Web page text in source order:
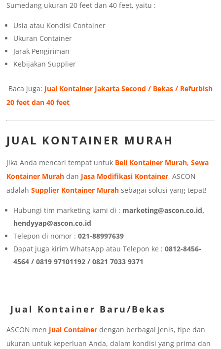
Sumedang ukuran 20 feet dan 40 feet, yaitu :
Usia atau Kondisi Container
Ukuran Container
Jarak Pengiriman
Kebijakan Supplier
Baca juga: Jual Kontainer Jakarta Second / Bekas / Refurbish
20 feet dan 40 feet
JUAL KONTAINER MURAH
Jika Anda mencari tempat untuk Beli Kontainer Murah,Sewa
Kontainer Murah dan Jasa Modifikasi Kontainer, ASCON
adalahSupplier Kontainer Murah sebagai solusi yang tepat!
Hubungi tim marketing kami di : marketing@ascon.co.id,
hendyyap@ascon.co.id
Telepon di nomor :021-88997639
Dapat juga kirim WhatsApp atau Telepon ke :0812-8456-
4564 / 0819 97101192 / 0821 7033 9371
Jual Kontainer Baru/Bekas
ASCON men Jual Container dengan berbagai jenis, tipe dan
ukuran untuk keperluan Anda, dalam kondisi yang prima dan